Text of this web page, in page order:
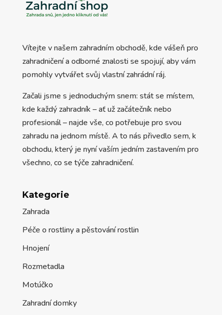
Vítejte v našem zahradním obchodě, kde vášeň pro
zahradničení a odborné znalosti se spojují, aby vám
pomohly vytvářet svůj vlastní zahrádní ráj.
Začali jsme s jednoduchým snem: stát se místem,
kde každý zahradník – ať už začátečník nebo
profesionál – najde vše, co potřebuje pro svou
zahradu na jednom místě. A to nás přivedlo sem, k
obchodu, který je nyní vaším jedním zastavením pro
všechno, co se týče zahradničení.
Kategorie
Zahrada
Péče o rostliny a pěstování rostlin
Hnojení
Rozmetadla
Motúčko
Zahradní domky